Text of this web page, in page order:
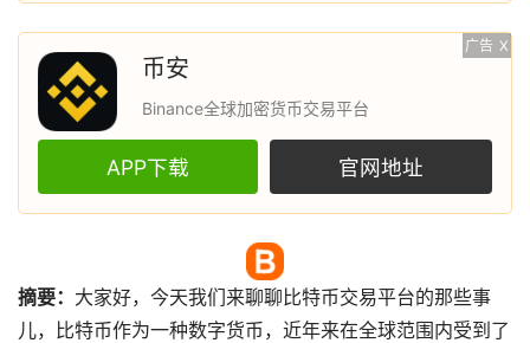
广告 X
币安
Binance全球加密货币交易平台
APP下载 官网地址
摘要： 大家好，今天我们来聊聊比特币交易平台的那些事
儿，比特币作为一种数字货币，近年来在全球范围内受到了